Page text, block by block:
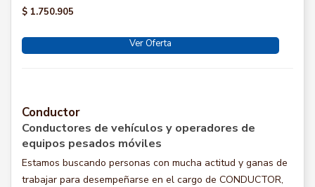
$ 1.750.905
Ver Oferta
Conductor
Conductores de vehículos y operadores de
equipos pesados móviles
Estamos buscando personas con mucha actitud y ganas de
trabajar para desempeñarse en el cargo de CONDUCTOR,